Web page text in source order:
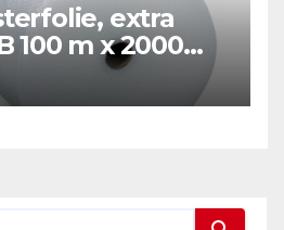
extra
100 m x 2000
mµ, 2-Schicht-